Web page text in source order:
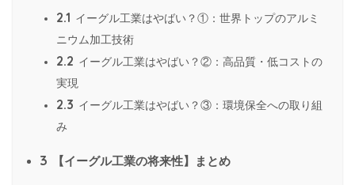
2.1 イーグル工業はやばい？①：世界トップのアルミ
ニウム加工技術
2.2 イーグル工業はやばい？②：高品質・低コストの
実現
2.3 イーグル工業はやばい？③：環境保全への取り組
み
3 【イーグル工業の将来性】まとめ